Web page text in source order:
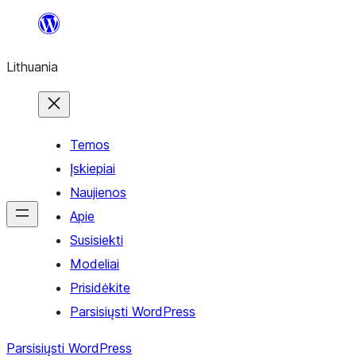
turinio
Lithuania
Temos
Įskiepiai
Naujienos
Apie
Susisiekti
Modeliai
Prisidėkite
Parsisiųsti WordPress
Parsisiųsti WordPress